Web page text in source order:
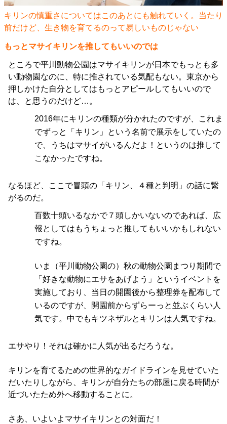
キリンの慎重さについてはこのあとにも触れていく。当たり
前だけど、生き物を育てるのって易しいものじゃない
もっとマサイキリンを推してもいいのでは
ところで平川動物公園はマサイキリンが日本でもっとも多
い動物園なのに、特に推されている気配もない。東京から
押しかけた自分としてはもっとアピールしてもいいので
は、と思うのだけど…。
2016年にキリンの種類が分かれたのですが、これま
でずっと「キリン」という名前で展示をしていたの
で、うちはマサイがいるんだよ！というのは推して
こなかったですね。
なるほど、ここで冒頭の「キリン、４種と判明」の話に繋
がるのだ。
百数十頭いるなかで７頭しかいないのであれば、広
報としてはもうちょっと推してもいいかもしれない
ですね。
いま（平川動物公園の）秋の動物公園まつり期間で
「好きな動物にエサをあげよう」というイベントを
実施しており、当日の開園後から整理券を配布して
いるのですが、開園前からずらーっと並ぶくらい人
気です。中でもキツネザルとキリンは人気ですね。
エサやり！それは確かに人気が出るだろうな。
キリンを育てるための世界的なガイドラインを見せていた
だいたりしながら、キリンが自分たちの部屋に戻る時間が
近づいたため外へ移動することに。
さあ、いよいよマサイキリンとの対面だ！